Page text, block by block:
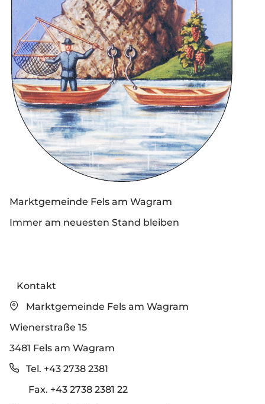
Marktgemeinde Fels am Wagram
Immer am neuesten Stand bleiben
Kontakt
Marktgemeinde Fels am Wagram
Wienerstraße 15
3481 Fels am Wagram
Tel. +43 2738 2381
Fax. +43 2738 2381 22